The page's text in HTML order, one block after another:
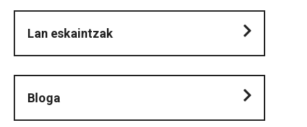
Lan eskaintzak
Bloga